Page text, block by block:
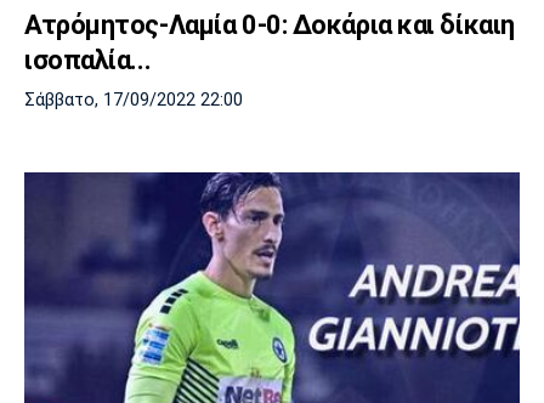
Ατρόμητος-Λαμία 0-0: Δοκάρια και δίκαιη
ισοπαλία...
Σάββατο, 17/09/2022 22:00